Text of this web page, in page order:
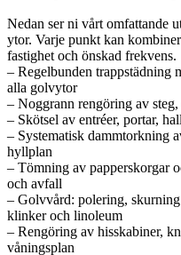
Nedan ser ni vårt omfattande
ytor. Varje punkt kan
fastighet och önskad frekvens.
– Regelbunden trappstädning
alla golvytor
– Noggrann rengöring av
– Skötsel av entréer, portar,
– Systematisk dammtorkning
hyllplan
– Tömning av papperskorgar
och avfall
– Golvvård: polering,
klinker och linoleum
– Rengöring av hisskabiner,
våningsplan